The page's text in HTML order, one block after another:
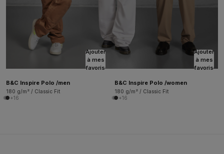
Ajouter
à mes
favoris
B&C Inspire Polo /men
180 g/m² / Classic Fit
+16
Ajouter
à mes
favoris
B&C Inspire Polo /women
180 g/m² / Classic Fit
+16